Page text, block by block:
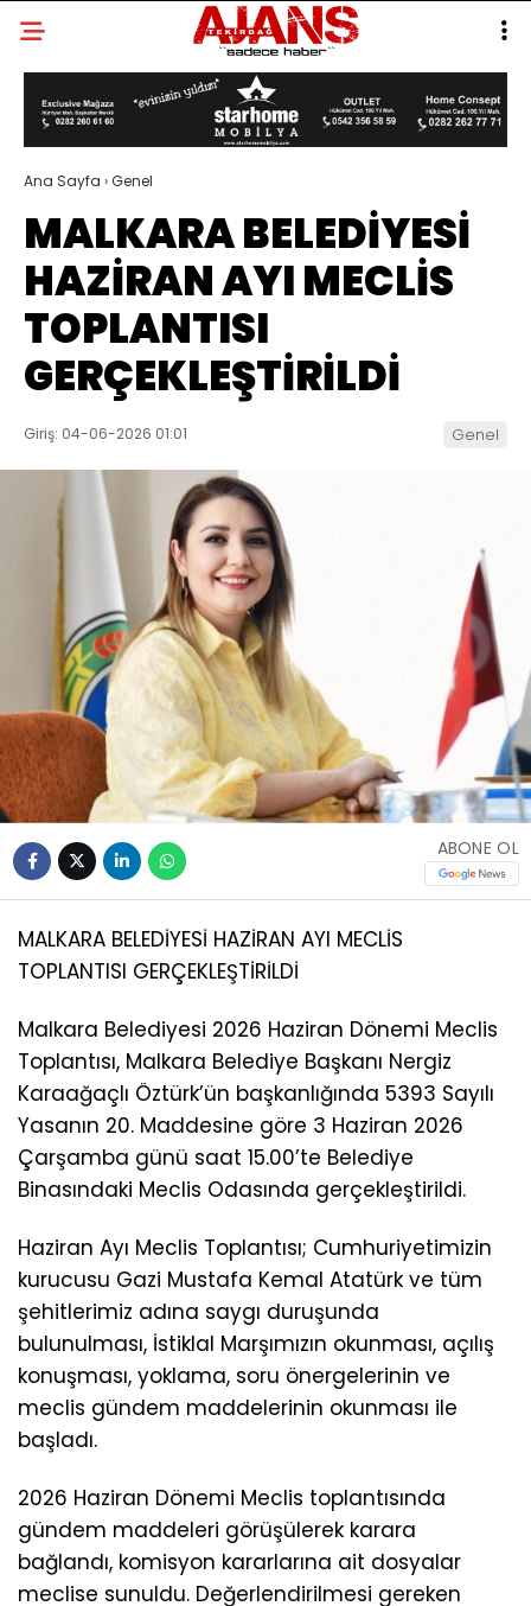
Ana Sayfa ›Genel
MALKARA BELEDİYESİ
HAZİRAN AYI MECLİS
TOPLANTISI
GERÇEKLEŞTİRİLDİ
Giriş: 04-06-2026 01:01 Genel
ABONE OL
MALKARA BELEDİYESİ HAZİRAN AYI MECLİS
TOPLANTISI GERÇEKLEŞTİRİLDİ
Malkara Belediyesi 2026 Haziran Dönemi Meclis
Toplantısı, Malkara Belediye Başkanı Nergiz
Karaağaçlı Öztürk’ün başkanlığında 5393 Sayılı
Yasanın 20. Maddesine göre 3 Haziran 2026
Çarşamba günü saat 15.00’te Belediye
Binasındaki Meclis Odasında gerçekleştirildi.
Haziran Ayı Meclis Toplantısı; Cumhuriyetimizin
kurucusu Gazi Mustafa Kemal Atatürk ve tüm
şehitlerimiz adına saygı duruşunda
bulunulması, İstiklal Marşımızın okunması, açılış
konuşması, yoklama, soru önergelerinin ve
meclis gündem maddelerinin okunması ile
başladı.
2026 Haziran Dönemi Meclis toplantısında
gündem maddeleri görüşülerek karara
bağlandı, komisyon kararlarına ait dosyalar
meclise sunuldu. Değerlendirilmesi gereken